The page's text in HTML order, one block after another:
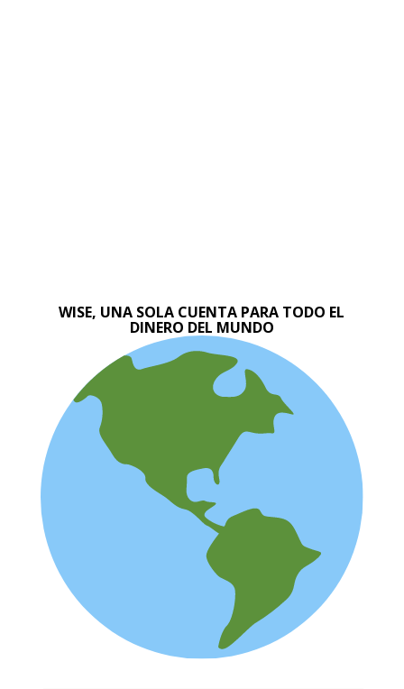
WISE, UNA SOLA CUENTA PARA TODO EL
DINERO DEL MUNDO